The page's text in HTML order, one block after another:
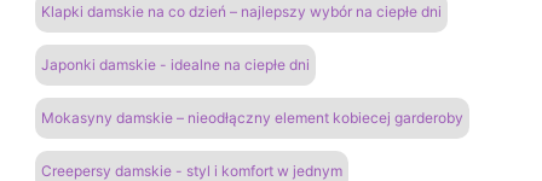
Klapki damskie na co dzień – najlepszy wybór na ciepłe dni
Japonki damskie - idealne na ciepłe dni
Mokasyny damskie – nieodłączny element kobiecej garderoby
Creepersy damskie - styl i komfort w jednym